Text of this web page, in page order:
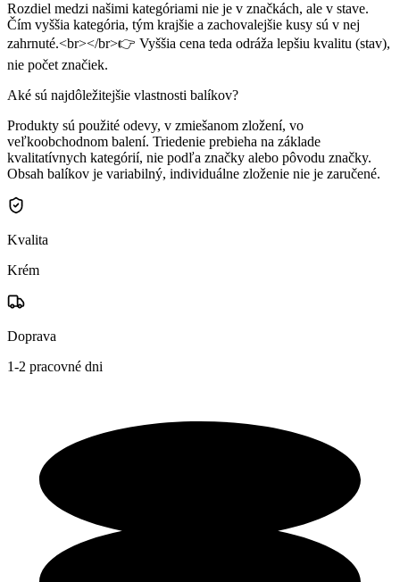
Rozdiel medzi našimi kategóriami nie je v značkách, ale v stave.
Čím vyššia kategória, tým krajšie a zachovalejšie kusy sú v nej
zahrnuté.<br></br>👉 Vyššia cena teda odráža lepšiu kvalitu (stav),
nie počet značiek.
Aké sú najdôležitejšie vlastnosti balíkov?
Produkty sú použité odevy, v zmiešanom zložení, vo
veľkoobchodnom balení. Triedenie prebieha na základe
kvalitatívnych kategórií, nie podľa značky alebo pôvodu značky.
Obsah balíkov je variabilný, individuálne zloženie nie je zaručené.
Kvalita
Krém
Doprava
1-2 pracovné dni